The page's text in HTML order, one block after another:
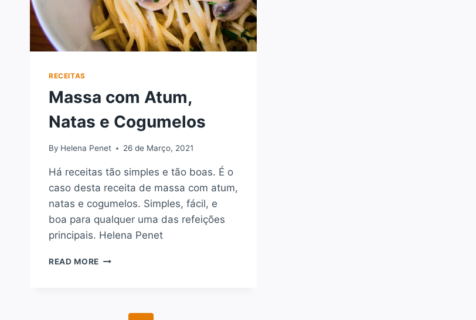
RECEITAS
Massa com Atum,
Natas e Cogumelos
By Helena Penet 26 de Março, 2021
Há receitas tão simples e tão boas. É o
caso desta receita de massa com atum,
natas e cogumelos. Simples, fácil, e
boa para qualquer uma das refeições
principais. Helena Penet
READ MORE MASSA